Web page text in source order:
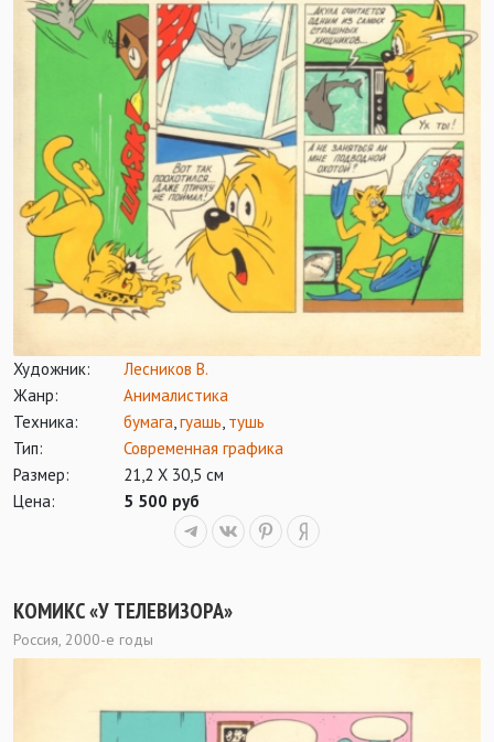
Художник:
Лесников В.
Жанр:
Анималистика
Техника:
бумага,гуашь, тушь
Тип:
Современная графика
Размер:
21,2 Х 30,5 см
Цена:
5 500 руб
КОМИКС «У ТЕЛЕВИЗОРА»
Россия, 2000-е годы